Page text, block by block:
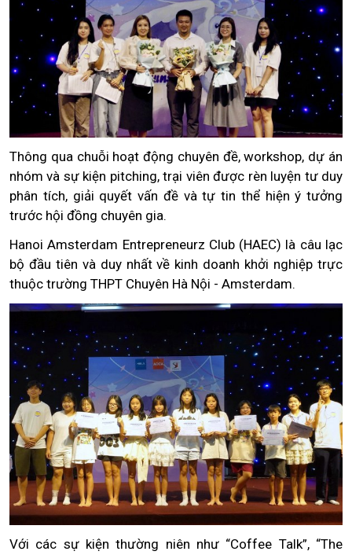
Thông qua chuỗi hoạt động chuyên đề, workshop, dự án
nhóm và sự kiện pitching, trại viên được rèn luyện tư duy
phân tích, giải quyết vấn đề và tự tin thể hiện ý tưởng
trước hội đồng chuyên gia.
Hanoi Amsterdam Entrepreneurz Club (HAEC) là câu lạc
bộ đầu tiên và duy nhất về kinh doanh khởi nghiệp trực
thuộc trường THPT Chuyên Hà Nội - Amsterdam.
Với các sự kiện thường niên như “Coffee Talk”, “The